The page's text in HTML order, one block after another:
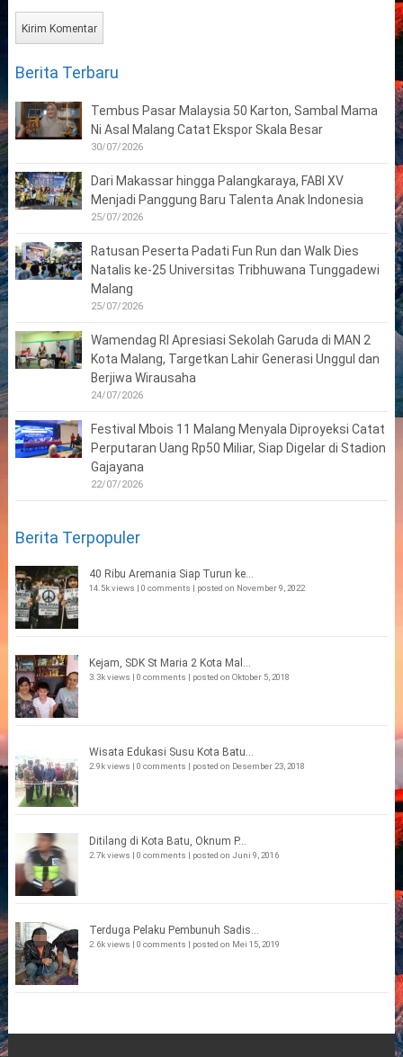
Berita Terbaru
Tembus Pasar Malaysia 50 Karton, Sambal Mama
Ni Asal Malang Catat Ekspor Skala Besar
30/07/2026
Dari Makassar hingga Palangkaraya, FABI XV
Menjadi Panggung Baru Talenta Anak Indonesia
25/07/2026
Ratusan Peserta Padati Fun Run dan Walk Dies
Natalis ke-25 Universitas Tribhuwana Tunggadewi
Malang
25/07/2026
Wamendag RI Apresiasi Sekolah Garuda di MAN 2
Kota Malang, Targetkan Lahir Generasi Unggul dan
Berjiwa Wirausaha
24/07/2026
Festival Mbois 11 Malang Menyala Diproyeksi Catat
Perputaran Uang Rp50 Miliar, Siap Digelar di Stadion
Gajayana
22/07/2026
Berita Terpopuler
40 Ribu Aremania Siap Turun ke...
14.5k views | 0 comments | posted on November 9, 2022
Kejam, SDK St Maria 2 Kota Mal...
3.3k views | 0 comments | posted on Oktober 5, 2018
Wisata Edukasi Susu Kota Batu...
2.9k views | 0 comments | posted on Desember 23, 2018
Ditilang di Kota Batu, Oknum P...
2.7k views | 0 comments | posted on Juni 9, 2016
Terduga Pelaku Pembunuh Sadis...
2.6k views | 0 comments | posted on Mei 15, 2019